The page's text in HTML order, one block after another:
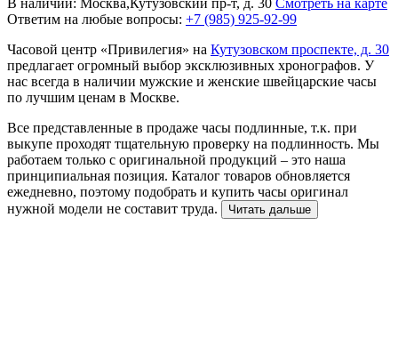
Ответим на любые вопросы: +7 (985) 925-92-99
Часовой центр «Привилегия» на Кутузовском проспекте, д. 30
предлагает огромный выбор эксклюзивных хронографов. У
нас всегда в наличии мужские и женские швейцарские часы
по лучшим ценам в Москве.
Все представленные в продаже часы подлинные, т.к. при
выкупе проходят тщательную проверку на подлинность. Мы
работаем только с оригинальной продукций – это наша
принципиальная позиция. Каталог товаров обновляется
ежедневно, поэтому подобрать и купить часы оригинал
нужной модели не составит труда.
Читать дальше